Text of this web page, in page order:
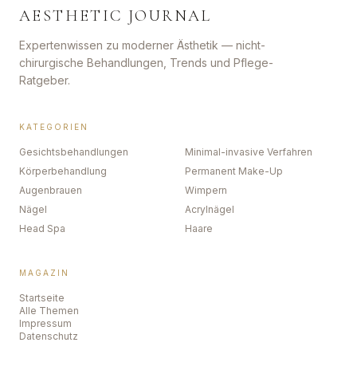
AESTHETIC JOURNAL
Expertenwissen zu moderner Ästhetik — nicht-
chirurgische Behandlungen, Trends und Pflege-
Ratgeber.
KATEGORIEN
Gesichtsbehandlungen
Minimal-invasive Verfahren
Körperbehandlung
Permanent Make-Up
Augenbrauen
Wimpern
Nägel
Acrylnägel
Head Spa
Haare
MAGAZIN
Startseite
Alle Themen
Impressum
Datenschutz